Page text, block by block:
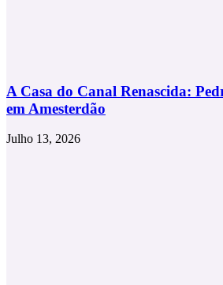
A Casa do Canal Renascida:
em Amesterdão
Julho 13, 2026